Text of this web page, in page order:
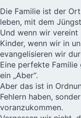
Die Familie ist der
leben, mit dem
Und wenn wir vereint
Kinder, wenn wir in
evangelisieren wir
Eine perfekte
ein „Aber“.
Aber das ist in
Fehlern haben,
voranzukommen.